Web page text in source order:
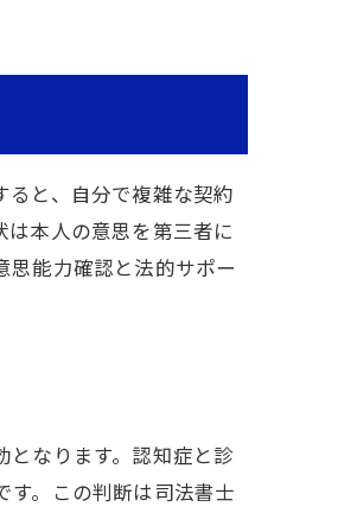
と、自分で複雑な契約
本人の意思を第三者に
能力確認と法的サポー
なります。認知症と診
。この判断は司法書士